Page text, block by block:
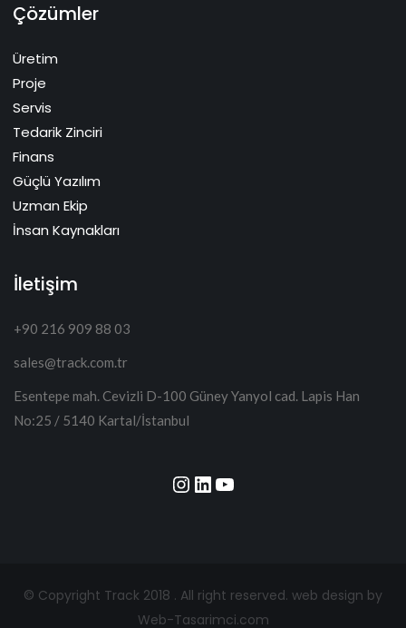
Çözümler
Üretim
Proje
Servis
Tedarik Zinciri
Finans
Güçlü Yazılım
Uzman Ekip
İnsan Kaynakları
İletişim
+90 216 909 88 03
sales@track.com.tr
Esentepe mah. Cevizli D-100 Güney Yanyol cad. Lapis Han
No:25 / 5140 Kartal/İstanbul
Instagram
LinkedIn
YouTube
© Copyright Track 2018 . All right reserved. web design by
Web-Tasarimci.com